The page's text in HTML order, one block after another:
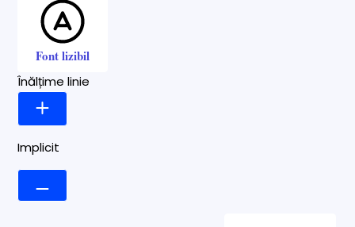
Font lizibil
Înălțime linie
Implicit